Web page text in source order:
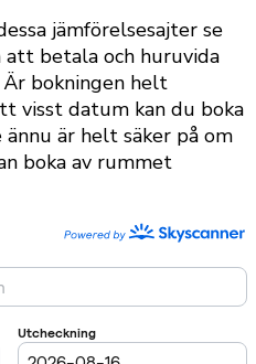
jämförelsesajter se
betala och huruvida
bokningen helt
visst datum kan du boka
är helt säker på om
boka av rummet